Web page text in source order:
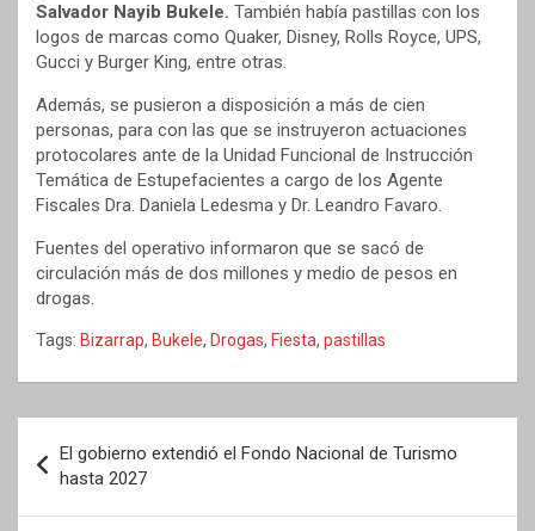
Salvador Nayib Bukele. También había pastillas con los
logos de marcas como Quaker, Disney, Rolls Royce, UPS,
Gucci y Burger King, entre otras.
Además, se pusieron a disposición a más de cien
personas, para con las que se instruyeron actuaciones
protocolares ante de la Unidad Funcional de Instrucción
Temática de Estupefacientes a cargo de los Agente
Fiscales Dra. Daniela Ledesma y Dr. Leandro Favaro.
Fuentes del operativo informaron que se sacó de
circulación más de dos millones y medio de pesos en
drogas.
Tags: Bizarrap, Bukele, Drogas, Fiesta, pastillas
de
entradas
El gobierno extendió el Fondo Nacional de Turismo
hasta 2027